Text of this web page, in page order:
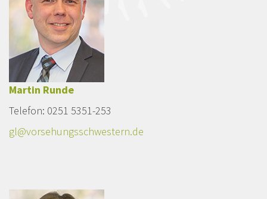
Martin Runde
Telefon: 0251 5351-253
gl@vorsehungsschwestern.de